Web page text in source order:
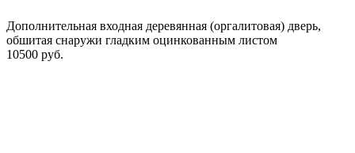
Дополнительная входная деревянная (оргалитовая) дверь,
обшитая снаружи гладким оцинкованным листом
10500 руб.